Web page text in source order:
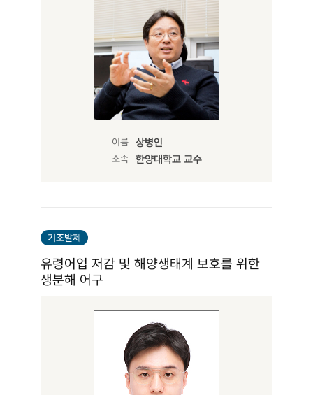
이름 상병인
소속 한양대학교 교수
기조발제
유령어업 저감 및 해양생태계 보호를 위한
생분해 어구